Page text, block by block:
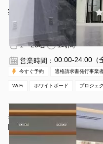
¥7260 〜 ¥9680 /時間
外苑前駅 徒歩3
東京都港
下１F
1〜20名
1時間〜
営業時間： 00:00-24:00（
今すぐ予約 適格請求書発行事業
Wi-Fi ホワイトボード プロジェ
表参道徒歩5分レンタルスペー
間での会議のほか、ワイン会
ッフ常駐しております。※全館
レンタルスペースThe Lounge